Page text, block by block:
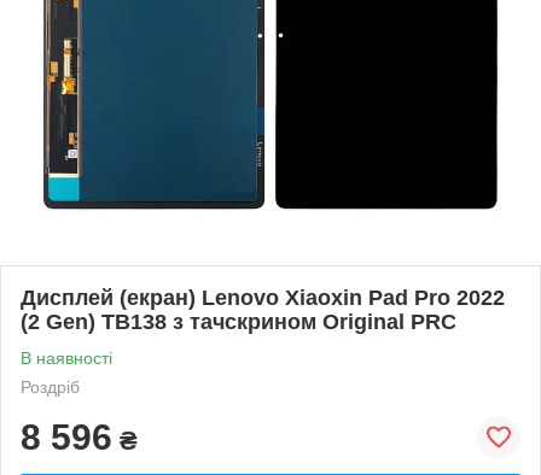
Дисплей (екран) Lenovo Xiaoxin Pad Pro 2022
(2 Gen) TB138 з тачскрином Original PRC
В наявності
Роздріб
8 596 ₴